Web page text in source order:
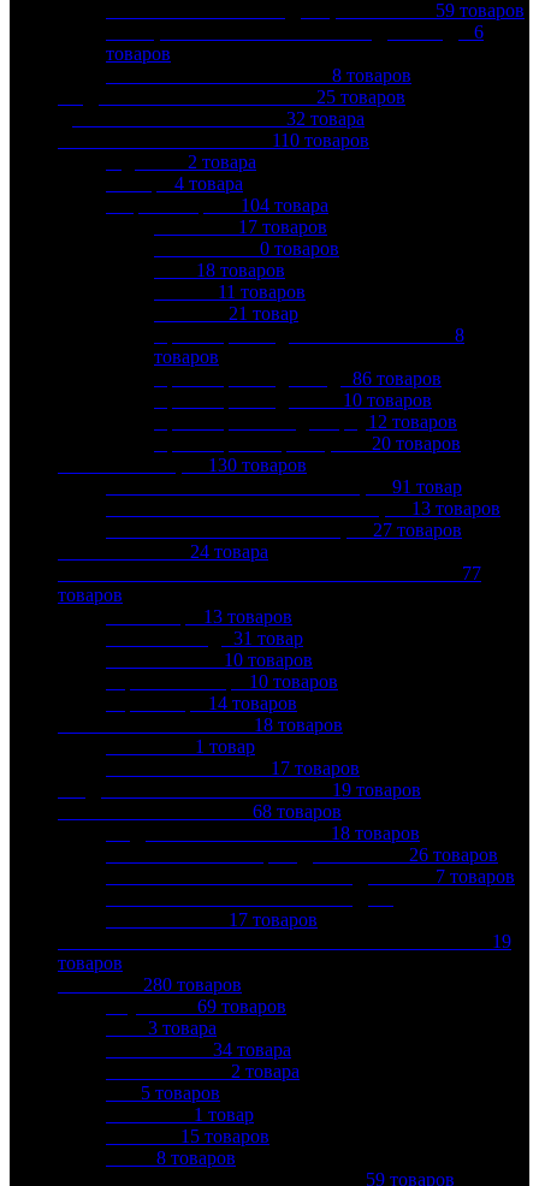
59 товаров
6
товаров
8 товаров
25 товаров
32 товара
110 товаров
2 товара
4 товара
104 товара
17 товаров
0 товаров
18 товаров
11 товаров
21 товар
8
товаров
86 товаров
10 товаров
12 товаров
20 товаров
130 товаров
91 товар
13 товаров
27 товаров
24 товара
77
товаров
13 товаров
31 товар
10 товаров
10 товаров
14 товаров
18 товаров
1 товар
17 товаров
19 товаров
68 товаров
18 товаров
26 товаров
7 товаров
17 товаров
19
товаров
280 товаров
69 товаров
3 товара
34 товара
2 товара
5 товаров
1 товар
15 товаров
8 товаров
59 товаров